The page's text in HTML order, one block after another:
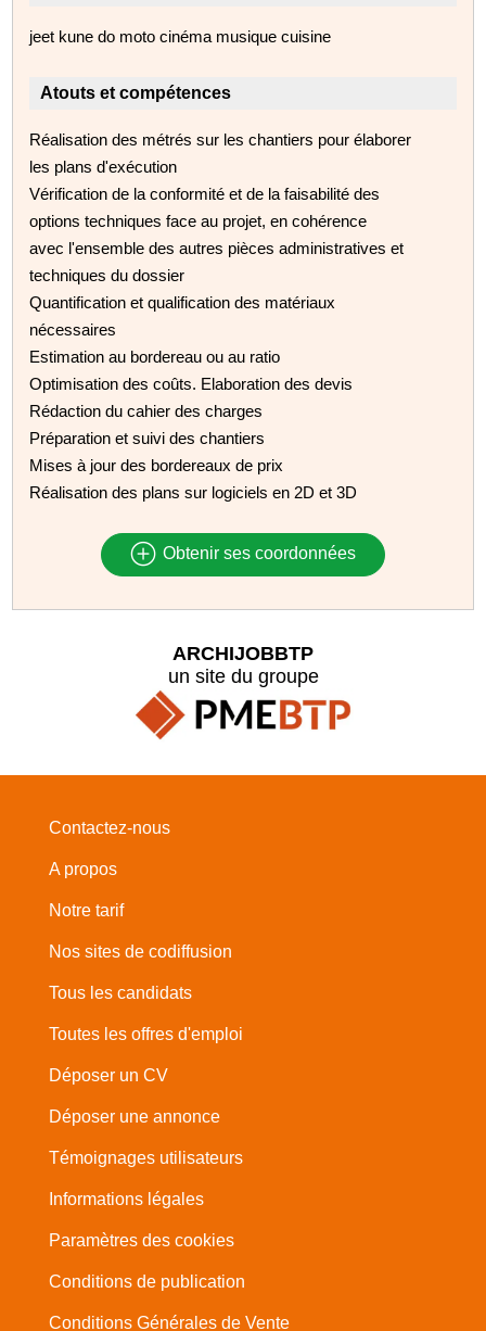
jeet kune do moto cinéma musique cuisine
Atouts et compétences
Réalisation des métrés sur les chantiers pour élaborer
les plans d'exécution
Vérification de la conformité et de la faisabilité des
options techniques face au projet, en cohérence
avec l'ensemble des autres pièces administratives et
techniques du dossier
Quantification et qualification des matériaux
nécessaires
Estimation au bordereau ou au ratio
Optimisation des coûts. Elaboration des devis
Rédaction du cahier des charges
Préparation et suivi des chantiers
Mises à jour des bordereaux de prix
Réalisation des plans sur logiciels en 2D et 3D
Obtenir ses coordonnées
ARCHIJOBBTP
un site du groupe
Contactez-nous
A propos
Notre tarif
Nos sites de codiffusion
Tous les candidats
Toutes les offres d'emploi
Déposer un CV
Déposer une annonce
Témoignages utilisateurs
Informations légales
Paramètres des cookies
Conditions de publication
Conditions Générales de Vente